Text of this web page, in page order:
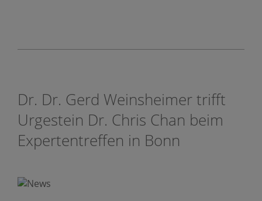
Dr. Dr. Gerd Weinsheimer trifft
Urgestein Dr. Chris Chan beim
Expertentreffen in Bonn